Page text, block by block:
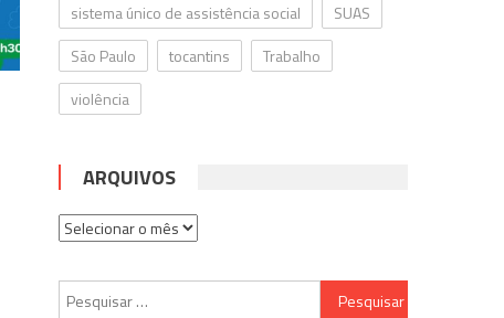
sistema único de assistência social
SUAS
São Paulo
tocantins
Trabalho
violência
ARQUIVOS
Arquivos
Pesquisar